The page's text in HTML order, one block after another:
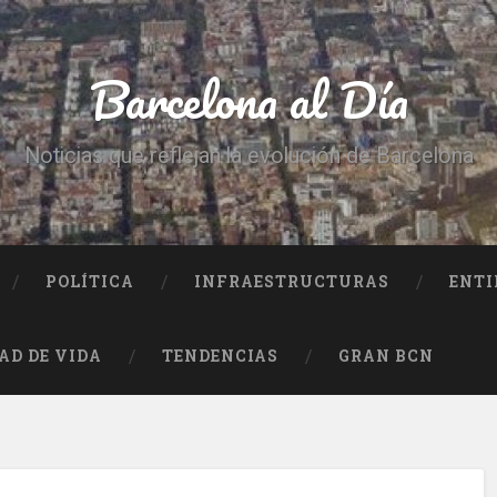
Barcelona al Día
Noticias que reflejan la evolución de Barcelona
POLÍTICA INFRAESTRUCTURAS
DE VIDA TENDENCIAS GRAN BCN